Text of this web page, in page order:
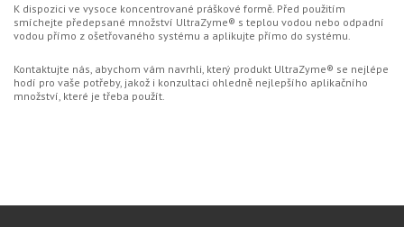
K dispozici ve vysoce koncentrované práškové formě. Před použitím
smíchejte předepsané množství UltraZyme® s teplou vodou nebo odpadní
vodou přímo z ošetřovaného systému a aplikujte přímo do systému.
Kontaktujte nás, abychom vám navrhli, který produkt UltraZyme® se nejlépe
hodí pro vaše potřeby, jakož i konzultaci ohledně nejlepšího aplikačního
množství, které je třeba použít.